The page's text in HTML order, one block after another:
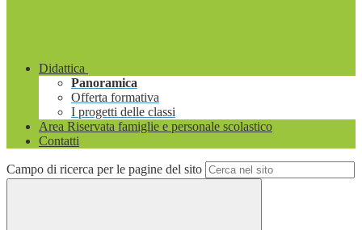
Didattica
Panoramica
Offerta formativa
I progetti delle classi
Area Riservata famiglie e personale scolastico
Contatti
Campo di ricerca per le pagine del sito